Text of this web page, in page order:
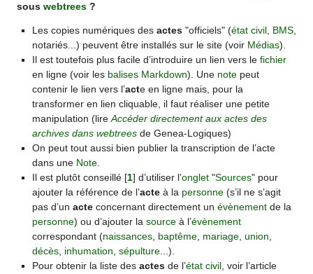
souswebtrees ?
Les copies numériques des actes"officiels" (état civil, BMS,
notariés...) peuvent être installés sur le site (voir Médias).
Il est toutefois plus facile d’introduire un lien vers le fichier
en ligne (voir les balises Markdown). Une notepeut
contenir le lien vers l’acte en ligne mais, pour la
transformer en lien cliquable, il faut réaliser une petite
manipulation (lireAccéder directement aux actes des
archives dans webtreesde Genea-Logiques)
On peut tout aussi bien publier la transcription de l’acte
dans une Note.
Il est plutôt conseillé[1] d’utiliser l’onglet"Sources" pour
ajouter la référence de l’acteà la personne(s’il ne s’agit
pas d’un acteconcernant directement un évènementde la
personne) ou d’ajouter la sourceà l’évènement
correspondant (naissances, baptême, mariage, union,
décès, inhumation, sépulture...).
Pour obtenir la liste des actesde l’état civil, voir l’article